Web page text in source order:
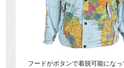
フードがボタンで着脱可能にな